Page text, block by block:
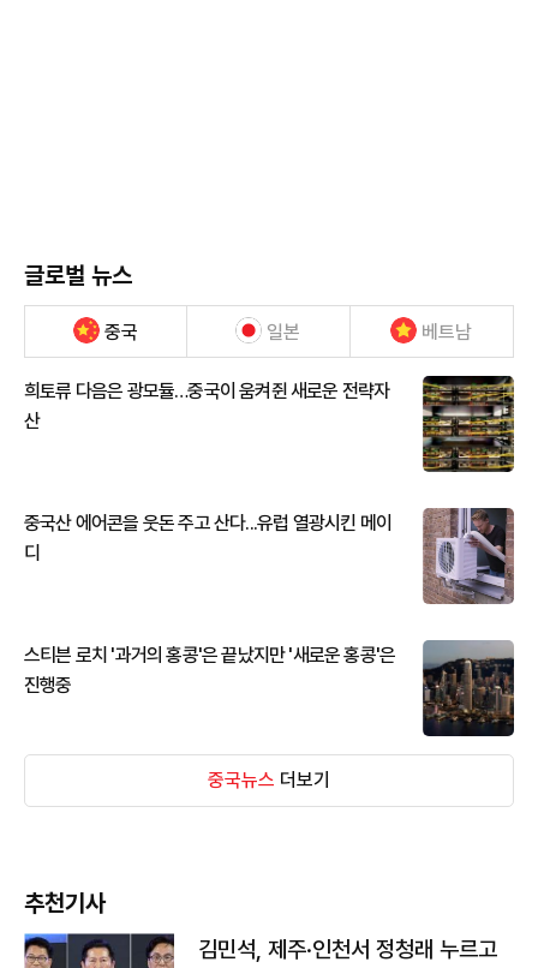
글로벌 뉴스
중국 일본 베트남
희토류 다음은 광모듈…중국이 움켜쥔 새로운 전략자
산
중국산 에어콘을 웃돈 주고 산다...유럽 열광시킨 메이
디
스티븐 로치 '과거의 홍콩'은 끝났지만 '새로운 홍콩'은
진행중
중국뉴스 더보기
추천기사
김민석, 제주·인천서 정청래 누르고